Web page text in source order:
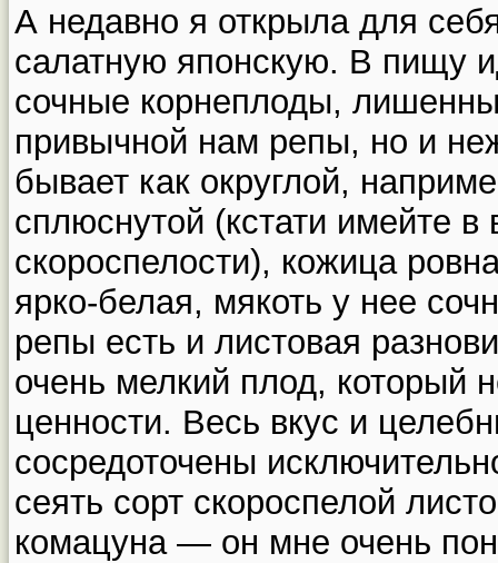
А недавно я открыла для
салатную японскую. В пищу
сочные корнеплоды,
привычной нам репы, но и
бывает как округлой,
сплюснутой (кстати имейте в
скороспелости), кожица
ярко-белая, мякоть у нее
репы есть и листовая
очень мелкий плод, который
ценности. Весь вкус и
сосредоточены
сеять сорт скороспелой
комацуна — он мне очень